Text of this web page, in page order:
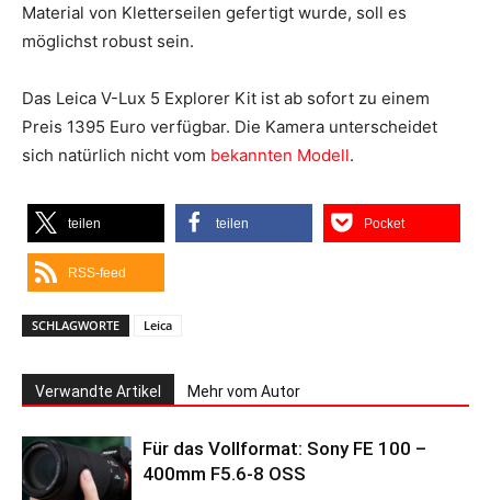
Material von Kletterseilen gefertigt wurde, soll es
möglichst robust sein.
Das Leica V-Lux 5 Explorer Kit ist ab sofort zu einem
Preis 1395 Euro verfügbar. Die Kamera unterscheidet
sich natürlich nicht vom bekannten Modell.
teilen teilen Pocket
RSS-feed
SCHLAGWORTE Leica
Verwandte Artikel Mehr vom Autor
Für das Vollformat: Sony FE 100 –
400mm F5.6-8 OSS